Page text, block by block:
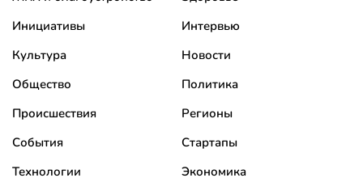
Инициативы
Интервью
Культура
Новости
Общество
Политика
Происшествия
Регионы
События
Стартапы
Технологии
Экономика